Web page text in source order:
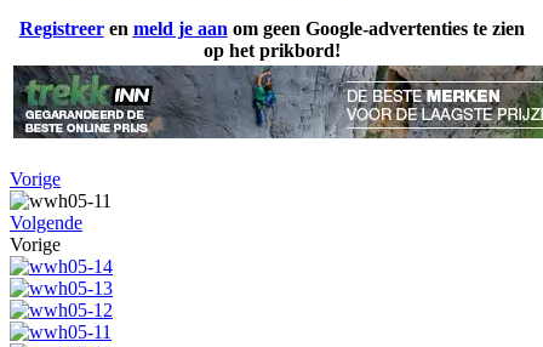
Registreeren meld je aanom geen Google-advertenties te zien
op het prikbord!
Vorige
Volgende
Vorige